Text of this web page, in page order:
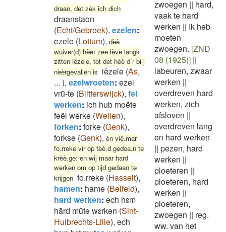
draan, det zèk ich dich
draanstaon
(Echt/Gebroek), ezelen:
ezele (Lottum), dèè
wuiver(d) hèèt zee lève langk
zitten iêzele, tot det hèè d¯r bi-j
nèèrgevallen is iêzele (As,
... ), ezelwroeten: ezel
vrū-te (Blitterswijck), fel
werken: ich hub moëte
feël wèrke (Wellen),
forken: forke (Genk),
forkse (Genk), èn vië.mar
fo.rreke vir op tèè.d gedoa.n te
krèè.ge: en wij maar hard
werken om op tijd gedaan te
krijgen fo.rreke (Hasselt),
hamen: hame (Belfeld),
hard werken: ech hɛm
hārd mūtə wɛrkən (Sint-
Huibrechts-Lille), ech
zwoegen || hard,
vaak te hard
werken || Ik heb
moeten
zwoegen. [ZND
08 (1925)] ||
labeuren, zwaar
werken ||
overdreven hard
werken, zich
afsloven ||
overdreven lang
en hard werken
|| pezen, hard
werken ||
ploeteren ||
ploeteren, hard
werken ||
ploeteren,
zwoegen || reg.
ww. van het